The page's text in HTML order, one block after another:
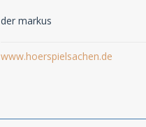
der markus
www.hoerspielsachen.de